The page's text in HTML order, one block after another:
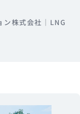
株式会社｜LNG